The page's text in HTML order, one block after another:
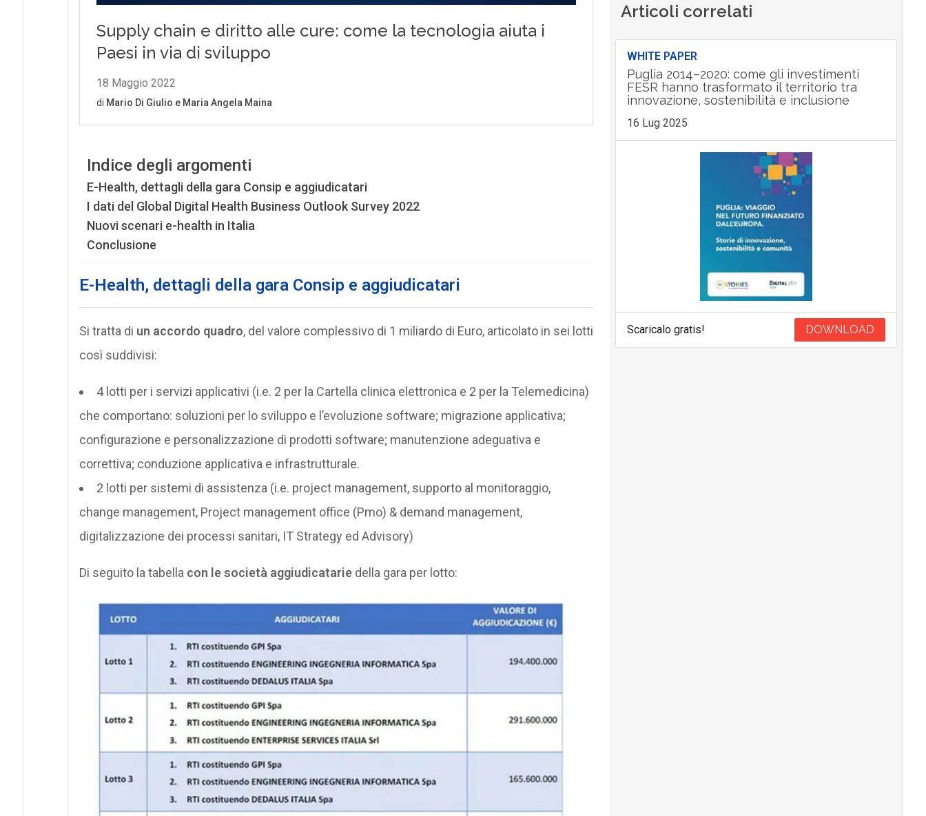
Indice degli argomenti
E-Health, dettagli della gara Consip e aggiudicatari
I dati del Global Digital Health Business Outlook Survey 2022
Nuovi scenari e-health in Italia
Conclusione
E-Health, dettagli della gara Consip e aggiudicatari
Si tratta di un accordo quadro, del valore complessivo di 1 miliardo di Euro, articolato in sei lotti
così suddivisi:
4 lotti per i servizi applicativi (i.e. 2 per la Cartella clinica elettronica e 2 per la Telemedicina)
che comportano: soluzioni per lo sviluppo e l’evoluzione software; migrazione applicativa;
configurazione e personalizzazione di prodotti software; manutenzione adeguativa e
correttiva; conduzione applicativa e infrastrutturale.
2 lotti per sistemi di assistenza (i.e. project management, supporto al monitoraggio,
change management, Project management office (Pmo) & demand management,
digitalizzazione dei processi sanitari, IT Strategy ed Advisory)
Di seguito la tabella con le società aggiudicatariedella gara per lotto:
Articoli correlati
WHITE PAPER
Puglia 2014–2020: come gli investimenti
FESR hanno trasformato il territorio tra
innovazione, sostenibilità e inclusione
16 Lug 2025
Scaricalo gratis! DOWNLOAD